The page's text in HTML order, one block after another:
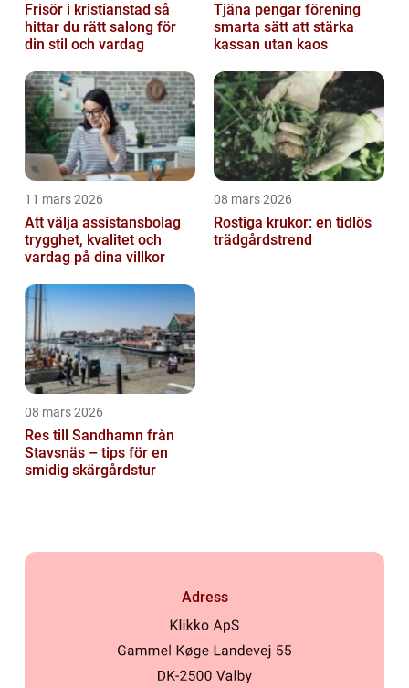
Frisör i kristianstad så
hittar du rätt salong för
din stil och vardag
Tjäna pengar förening
smarta sätt att stärka
kassan utan kaos
11 mars 2026
Att välja assistansbolag
trygghet, kvalitet och
vardag på dina villkor
08 mars 2026
Rostiga krukor: en tidlös
trädgårdstrend
08 mars 2026
Res till Sandhamn från
Stavsnäs – tips för en
smidig skärgårdstur
Adress